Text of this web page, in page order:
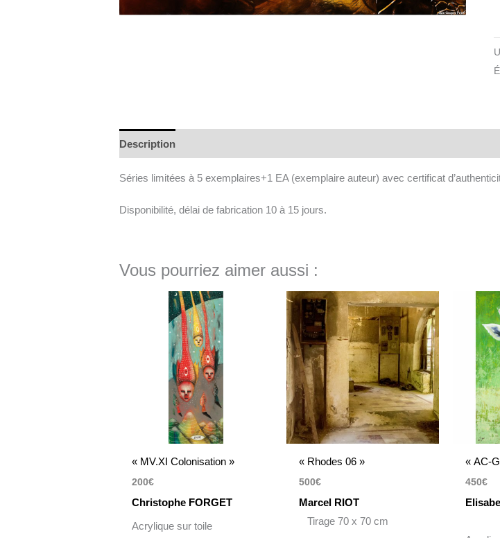
Description
Séries limitées à 5 exemplaires+1 EA (exemplaire auteur) avec certificat
Disponibilité, délai de fabrication 10 à 15 jours.
Vous pourriez aimer aussi :
« MV.XI Colonisation »
200€
Christophe FORGET
Acrylique sur toile
« Rhodes 06 »
500€
Marcel RIOT
Tirage 70 x 70 cm
« AC-
450€